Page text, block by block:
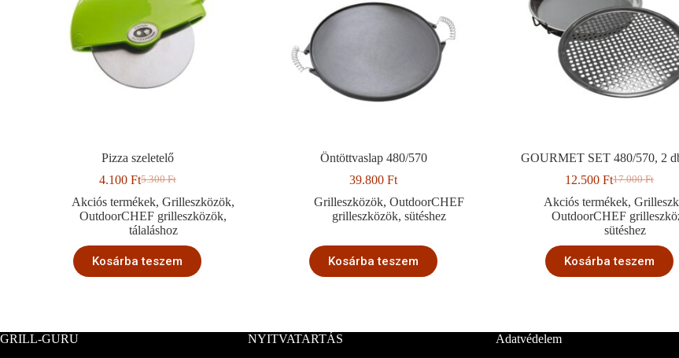
Pizza szeletelő
5.300Ft
Original
price
was:
5.300 Ft.
4.100 FtCurrent
price
is:
4.100 Ft.
Akciós termékek,Grilleszközök,
OutdoorCHEF grilleszközök,
tálaláshoz
Kosárba teszem
Öntöttvaslap 480/570
39.800Ft
Grilleszközök,OutdoorCHEF
grilleszközök,sütéshez
Kosárba teszem
GOURMET SET 480/570, 2
17.000Ft
Original
price
was:
17.000 Ft.
12.500FtCurrent
price
is:
12.500 Ft.
Akciós termékek,
OutdoorCHEF
sütéshez
Kosárba teszem
GRILL-GURU NYITVATARTÁS Adatvédelem